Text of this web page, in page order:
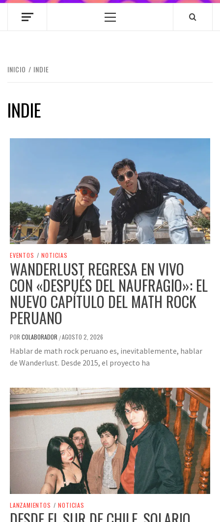
Menú
INICIO INDIE
INDIE
EVENTOS / NOTICIAS
WANDERLUST REGRESA EN VIVO
CON «DESPUÉS DEL NAUFRAGIO»: EL
NUEVO CAPÍTULO DEL MATH ROCK
PERUANO
POR COLABORADOR /AGOSTO 2, 2026
Hablar de math rock peruano es, inevitablemente, hablar
de Wanderlust. Desde 2015, el proyecto ha
LANZAMIENTOS / NOTICIAS